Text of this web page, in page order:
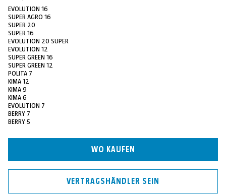
EVOLUTION 16
SUPER AGRO 16
SUPER 20
SUPER 16
EVOLUTION 20 SUPER
EVOLUTION 12
SUPER GREEN 16
SUPER GREEN 12
POLITA 7
KIMA 12
KIMA 9
KIMA 6
EVOLUTION 7
BERRY 7
BERRY 5
WO KAUFEN
VERTRAGSHÄNDLER SEIN